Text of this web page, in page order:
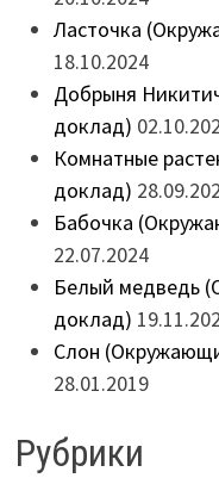
Ласточка
18.10.2024
Добрыня
доклад)
Комнатные
доклад)
Бабочка
22.07.2024
Белый медведь
доклад)
Слон
28.01.2019
Рубрики